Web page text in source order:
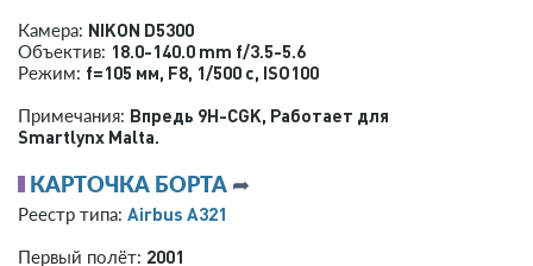
Камера: NIKON D5300
Объектив: 18.0-140.0 mm f/3.5-5.6
Режим: f=105 мм, F8, 1/500 с, ISO100
Примечания: Впредь 9H-CGK, Работает для
Smartlynx Malta.
КАРТОЧКА БОРТА ➦
Реестр типа: Airbus A321
Первый полёт: 2001